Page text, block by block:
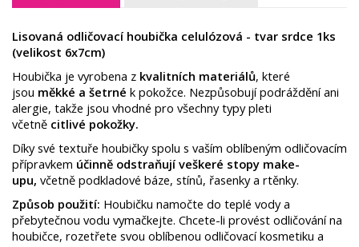
Lisovaná odličovací houbička celulózová - tvar srdce 1ks
(velikost 6x7cm)
Houbička je vyrobena z kvalitních materiálů, které
jsou měkké a šetrné k pokožce. Nezpůsobují podráždění ani
alergie, takže jsou vhodné pro všechny typy pleti
včetně citlivé pokožky.
Díky své textuře houbičky spolu s vaším oblíbeným odličovacím
přípravkem účinně odstraňují veškeré stopy make-
upu, včetně podkladové báze, stínů, řasenky a rtěnky.
Způsob použití: Houbičku namočte do teplé vody a
přebytečnou vodu vymačkejte. Chcete-li provést odličování na
houbičce, rozetřete svou oblíbenou odličovací kosmetiku a